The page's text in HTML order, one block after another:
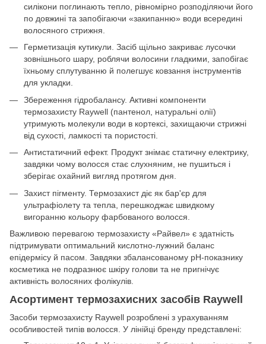
силікони поглинають тепло, рівномірно розподіляючи його
по довжині та запобігаючи «закипанню» води всередині
волосяного стрижня.
Герметизація кутикули. Засіб щільно закриває лусочки
зовнішнього шару, роблячи волосини гладкими, запобігає
їхньому сплутуванню й полегшує ковзання інструментів
для укладки.
Збереження гідробалансу. Активні компоненти
термозахисту Raywell (пантенол, натуральні олії)
утримують молекули води в кортексі, захищаючи стрижні
від сухості, ламкості та пористості.
Антистатичний ефект. Продукт знімає статичну електрику,
завдяки чому волосся стає слухняним, не пушиться і
зберігає охайний вигляд протягом дня.
Захист пігменту. Термозахист діє як бар'єр для
ультрафіолету та тепла, перешкоджає швидкому
вигоранню кольору фарбованого волосся.
Важливою перевагою термозахисту «Райвел» є здатність
підтримувати оптимальний кислотно-лужний баланс
епідермісу й пасом. Завдяки збалансованому pH-показнику
косметика не подразнює шкіру голови та не пригнічує
активність волосяних фолікулів.
Асортимент термозахисних засобів Raywell
Засоби термозахисту Raywell розроблені з урахуванням
особливостей типів волосся. У лінійці бренду представлені: